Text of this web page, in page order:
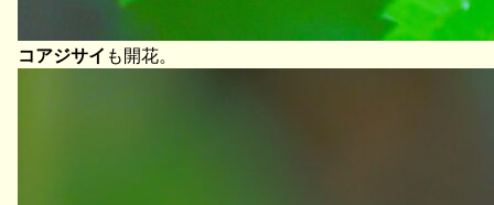
コアジサイ も開花。